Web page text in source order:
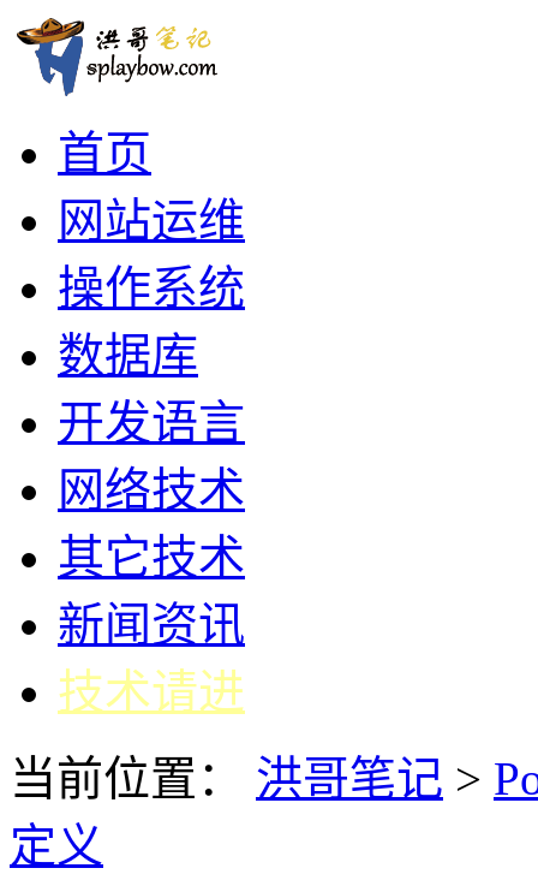
首页
网站运维
操作系统
数据库
开发语言
网络技术
其它技术
新闻资讯
技术请进
当前位置：
洪哥笔记 >
定义